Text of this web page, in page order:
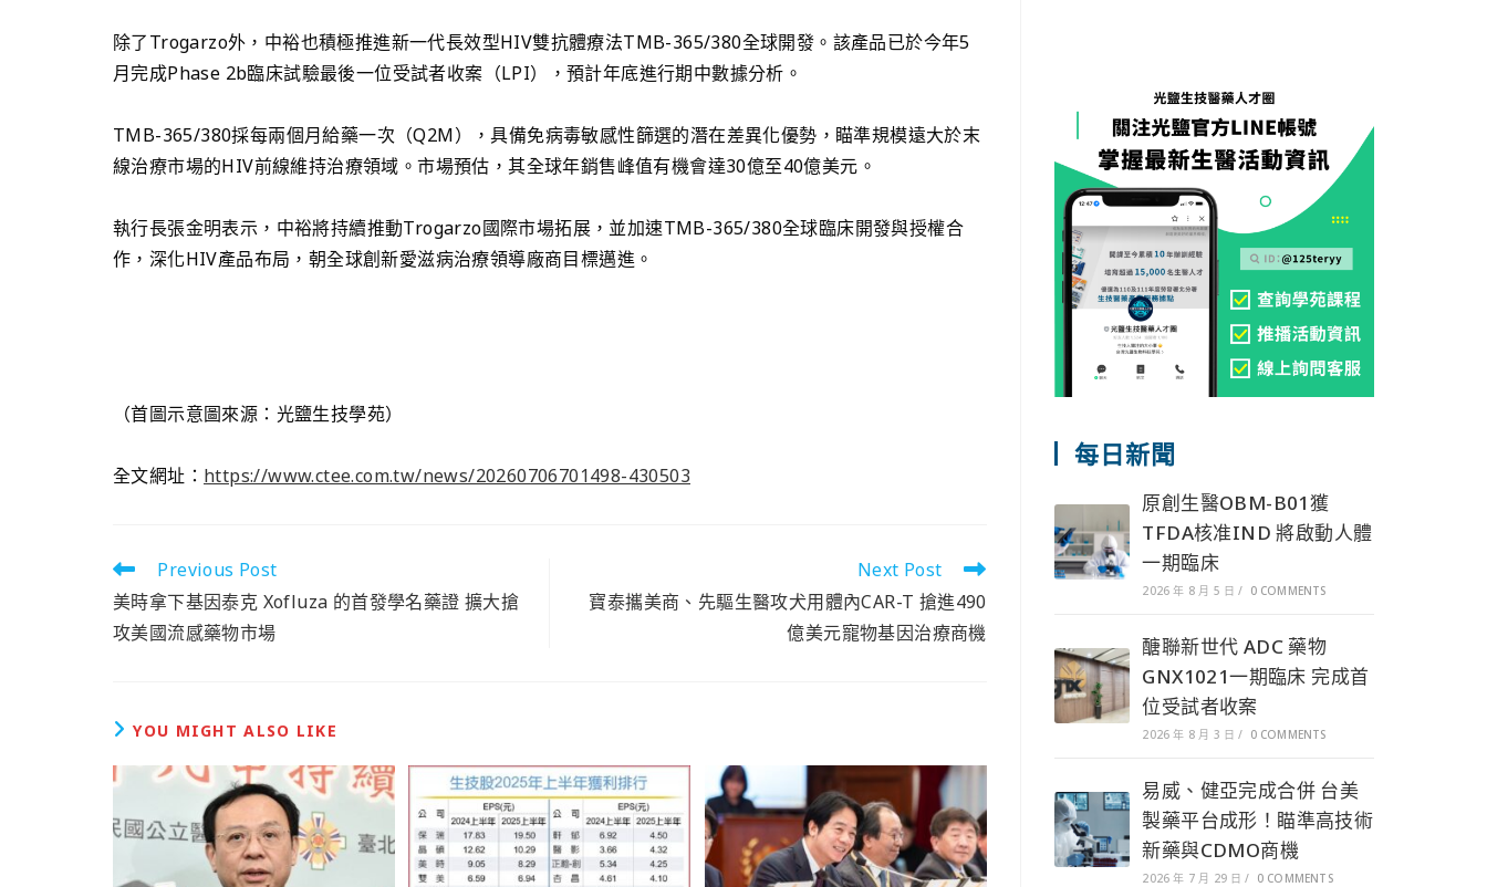
除了Trogarzo外，中裕也積極推進新一代長效型HIV雙抗體療法TMB-365/380全球開發。該產品已於今年5
月完成Phase 2b臨床試驗最後一位受試者收案（LPI），預計年底進行期中數據分析。
TMB-365/380採每兩個月給藥一次（Q2M），具備免病毒敏感性篩選的潛在差異化優勢，瞄準規模遠大於末
線治療市場的HIV前線維持治療領域。市場預估，其全球年銷售峰值有機會達30億至40億美元。
執行長張金明表示，中裕將持續推動Trogarzo國際市場拓展，並加速TMB-365/380全球臨床開發與授權合
作，深化HIV產品布局，朝全球創新愛滋病治療領導廠商目標邁進。
（首圖示意圖來源：光鹽生技學苑）
全文網址： https://www.ctee.com.tw/news/20260706701498-430503
Previous Post
美時拿下基因泰克 Xofluza 的首發學名藥證 擴大搶
攻美國流感藥物市場
Next Post
寶泰攜美商、先驅生醫攻犬用體內CAR-T 搶進490
億美元寵物基因治療商機
YOU MIGHT ALSO LIKE
每日新聞
原創生醫OBM-B01獲
TFDA核准IND 將啟動人體
一期臨床
2026 年 8 月 5 日 / 0 COMMENTS
醣聯新世代 ADC 藥物
GNX1021一期臨床 完成首
位受試者收案
2026 年 8 月 3 日 / 0 COMMENTS
易威、健亞完成合併 台美
製藥平台成形！瞄準高技術
新藥與CDMO商機
2026 年 7 月 29 日 / 0 COMMENTS